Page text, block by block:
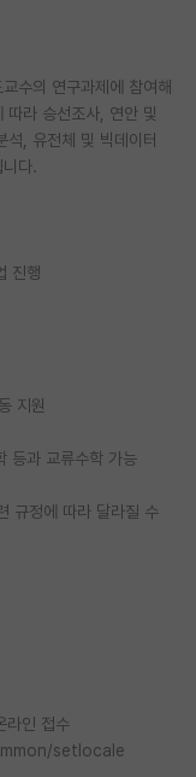
수의 연구과제에 참여해
따라 승선조사, 연안 및
, 유전체 및 빅데이터
다.
진행
지원
등과 교류수학 가능
규정에 따라 달라질 수
인 접수
setlocale